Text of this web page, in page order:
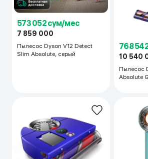
573 052 сум/мес
7 859 000
Пылесос Dyson V12 Detect
Slim Absolute, серый
768
10 540
Пылесос
Absolute